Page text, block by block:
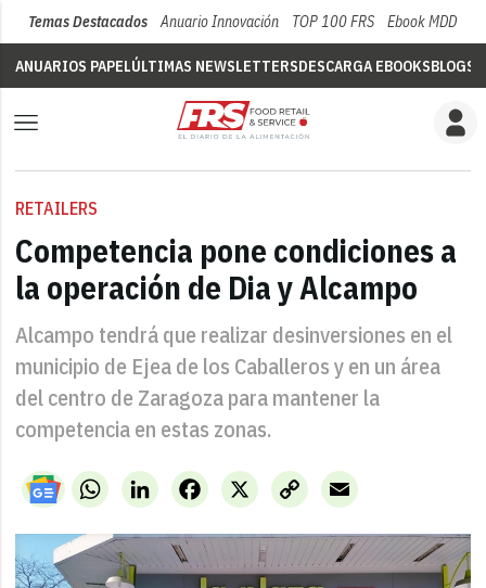
Temas Destacados Anuario Innovación TOP 100 FRS Ebook MDD
ANUARIOS PAPELÚLTIMAS NEWSLETTERSDESCARGA EBOOKSBLOGS
RETAILERS
Competencia pone condiciones a
la operación de Dia y Alcampo
Alcampo tendrá que realizar desinversiones en el
municipio de Ejea de los Caballeros y en un área
del centro de Zaragoza para mantener la
competencia en estas zonas.
WhatsAppLinkedIn X
Facebook
Copy
Link
Email